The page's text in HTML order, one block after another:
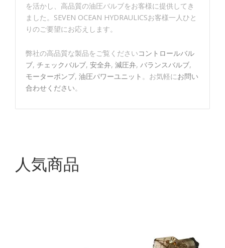
を活かし、高品質の油圧バルブをお客様に提供してき
ました。SEVEN OCEAN HYDRAULICSお客様一人ひと
りのご要望にお応えします。
弊社の高品質な製品をご覧くださいコントロールバル
ブ, チェックバルブ, 安全弁, 減圧弁, バランスバルブ,
モーターポンプ, 油圧パワーユニット 。お気軽にお問い
合わせください。
人気商品